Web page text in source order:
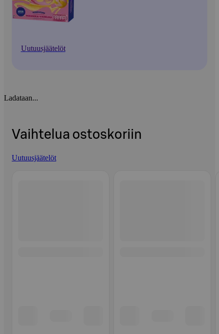
Uutuusjäätelöt
Ladataan...
Vaihtelua ostoskoriin
Uutuusjäätelöt